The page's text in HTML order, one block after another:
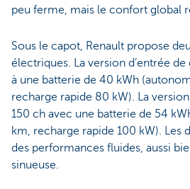
peu ferme, mais le confort global
Sous le capot, Renault propose
électriques. La version d’entrée
à une batterie de 40 kWh
recharge rapide 80 kW). La
150 ch avec une batterie de 54
km, recharge rapide 100 kW). Les
des performances fluides, aussi
sinueuse.